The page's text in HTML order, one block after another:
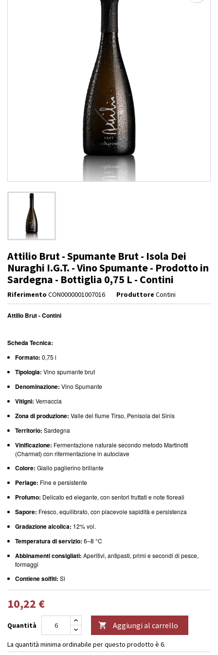
Attilio Brut - Spumante Brut - Isola Dei
Nuraghi I.G.T. - Vino Spumante - Prodotto in
Sardegna - Bottiglia 0,75 L - Contini
Riferimento CON0000001007016 Produttore Contini
Attilio Brut - Contini
Scheda Tecnica:
Formato: 0,75 l
Tipologia: Vino spumante brut
Denominazione: Vino Spumante
Vitigni: Vernaccia
Zona di produzione: Valle del fiume Tirso, Penisola del Sinis
Territorio: Sardegna
Vinificazione: Fermentazione naturale secondo metodo Martinotti
(Charmat) con rifermentazione in autoclave
Colore: Giallo paglierino brillante
Perlage: Fine e persistente
Profumo: Delicato ed elegante, con sentori fruttati e note floreali
Sapore: Fresco, equilibrato, con piacevole sapidità e persistenza
Gradazione alcolica: 12% vol.
Temperatura di servizio: 6–8 °C
Abbinamenti consigliati: Aperitivi, antipasti, primi e secondi di pesce,
formaggi
Contiene solfiti: Sì
10,22 €
Quantità  Aggiungi al carrello
La quantità minima ordinabile per questo prodotto è 6.